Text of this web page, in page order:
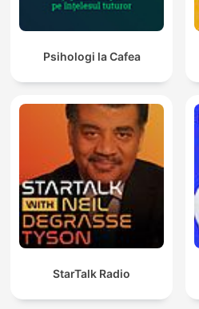
Psihologi la Cafea
StarTalk Radio